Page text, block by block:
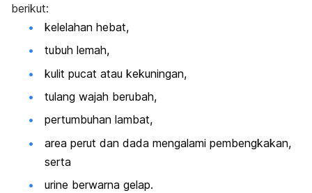
berikut:
kelelahan hebat,
tubuh lemah,
kulit pucat atau kekuningan,
tulang wajah berubah,
pertumbuhan lambat,
area perut dan dada mengalami pembengkakan,
serta
urine berwarna gelap.